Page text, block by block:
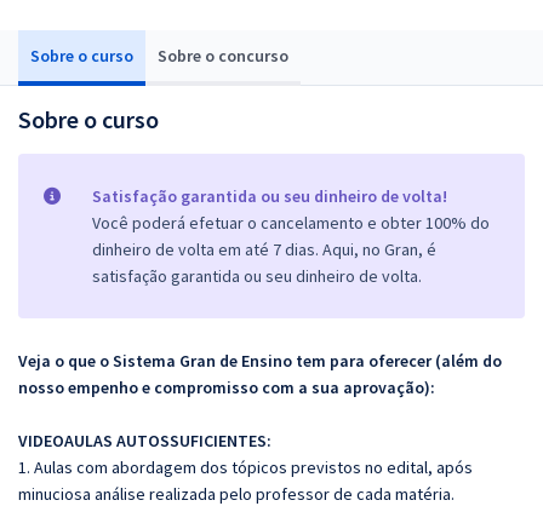
Sobre o curso Sobre o concurso
Sobre o curso
Satisfação garantida ou seu dinheiro de volta!
Você poderá efetuar o cancelamento e obter 100% do
dinheiro de volta em até 7 dias. Aqui, no Gran, é
satisfação garantida ou seu dinheiro de volta.
Veja o que o Sistema Gran de Ensino tem para oferecer (além do
nosso empenho e compromisso com a sua aprovação):
VIDEOAULAS AUTOSSUFICIENTES:
1. Aulas com abordagem dos tópicos previstos no edital, após
minuciosa análise realizada pelo professor de cada matéria.